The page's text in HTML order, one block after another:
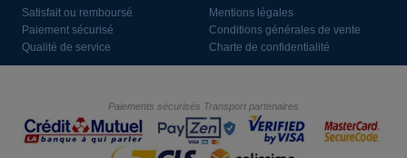
Satisfait ou remboursé
Paiement sécurisé
Qualité de service
Mentions légales
Conditions générales de vente
Charte de confidentialité
Paiements sécurisés Transport partenaires